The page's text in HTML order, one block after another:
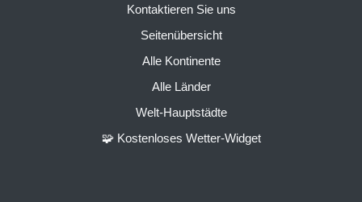
Kontaktieren Sie uns
Seitenübersicht
Alle Kontinente
Alle Länder
Welt-Hauptstädte
🧩 Kostenloses Wetter-Widget